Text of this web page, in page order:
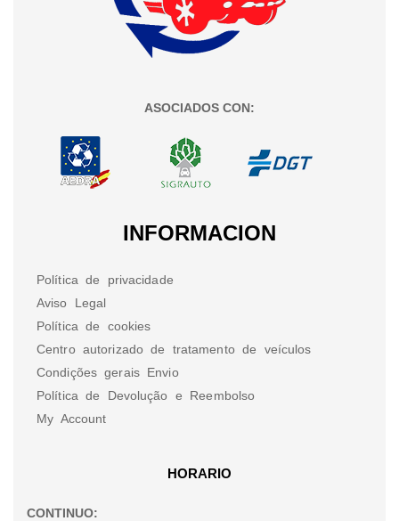
ASOCIADOS CON:
INFORMACION
Política de privacidade
Aviso Legal
Política de cookies
Centro autorizado de tratamento de veículos
Condições gerais Envio
Política de Devolução e Reembolso
My Account
HORARIO
CONTINUO: